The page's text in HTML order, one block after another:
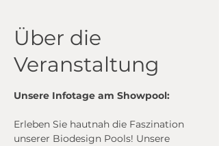
Über die
Veranstaltung
Unsere Infotage am Showpool:
Erleben Sie hautnah die Faszination
unserer Biodesign Pools! Unsere